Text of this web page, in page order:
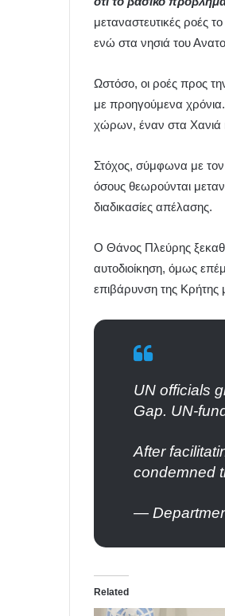
μεταναστευτικές ροές
ενώ στα νησιά του
Ωστόσο, οι ροές προς
με προηγούμενα
χώρων, έναν στα Χανιά
Στόχος, σύμφωνα με
όσους θεωρούνται
διαδικασίες απέλασης.
Ο Θάνος Πλεύρης
αυτοδιοίκηση, όμως
επιβάρυνση της Κρήτης
UN officials
Gap. UN-
After
condemned
—
Related